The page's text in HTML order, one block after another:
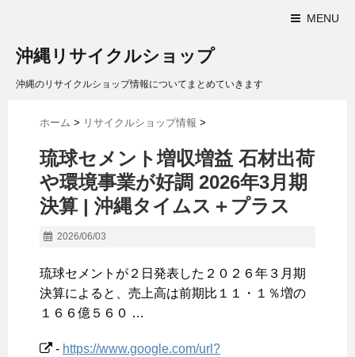
MENU
沖縄リサイクルショップ
沖縄のリサイクルショップ情報についてまとめていきます
ホーム > リサイクルショップ情報 >
琉球セメント増収増益 石材出荷
や環境事業が好調 2026年3月期
決算 | 沖縄タイムス＋プラス
2026/06/03
琉球セメントが２日発表した２０２６年３月期
決算によると、売上高は前期比１１・１％増の
１６６億５６０ …
- https://www.google.com/url?